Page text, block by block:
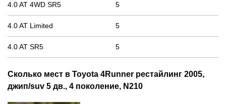
4.0 AT 4WD SR5 5
4.0 AT Limited 5
4.0 AT SR5 5
Сколько мест в Toyota 4Runner рестайлинг 2005,
джип/suv 5 дв., 4 поколение, N210